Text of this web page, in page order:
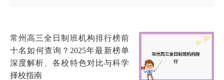
常州高三全日制班机构排行榜前
十名如何查询？2025年最新榜单
深度解析、各校特色对比与科学
择校指南